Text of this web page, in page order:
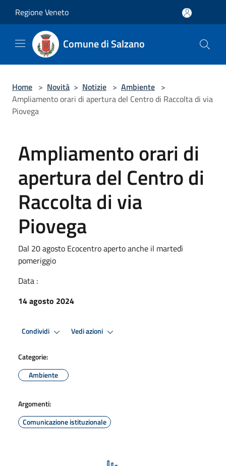
Regione Veneto
Comune di Salzano
Home > Novità > Notizie > Ambiente >
Ampliamento orari di apertura del Centro di Raccolta di via
Piovega
Ampliamento orari di
apertura del Centro di
Raccolta di via
Piovega
Dal 20 agosto Ecocentro aperto anche il martedì
pomeriggio
Data :
14 agosto 2024
Condividi Vedi azioni
Categorie:
Ambiente
Argomenti:
Comunicazione istituzionale